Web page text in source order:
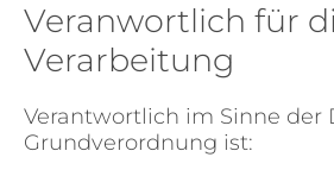
Veranwortlich für
Verarbeitung
Verantwortlich im Sinne der
Grundverordnung ist: